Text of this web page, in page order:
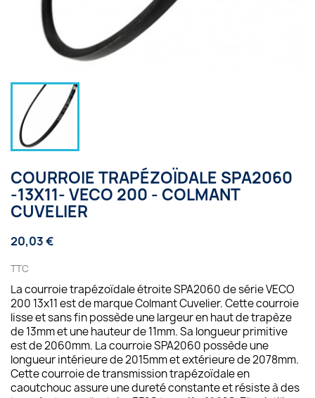
COURROIE TRAPÉZOÏDALE SPA2060
-13X11- VECO 200 - COLMANT
CUVELIER
20,03 €
TTC
La courroie trapézoïdale étroite SPA2060 de série VECO
200 13x11 est de marque Colmant Cuvelier. Cette courroie
lisse et sans fin possède une largeur en haut de trapèze
de 13mm et une hauteur de 11mm. Sa longueur primitive
est de 2060mm. La courroie SPA2060 possède une
longueur intérieure de 2015mm et extérieure de 2078mm.
Cette courroie de transmission trapézoïdale en
caoutchouc assure une dureté constante et résiste à des